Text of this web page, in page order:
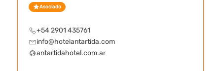
Asociado
+54 2901 435761
info@hotelantartida.com
antartidahotel.com.ar